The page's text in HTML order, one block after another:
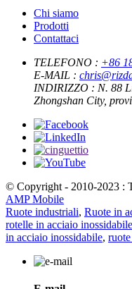
Chi siamo
Prodotti
Contattaci
TELEFONO : +86
E-MAIL :
INDIRIZZO : N. 88
Zhongshan City,
© Copyright - 2010-2023 :
AMP Mobile
Ruote industriali, Ruote in
rotelle in acciaio
in acciaio inossidabile,